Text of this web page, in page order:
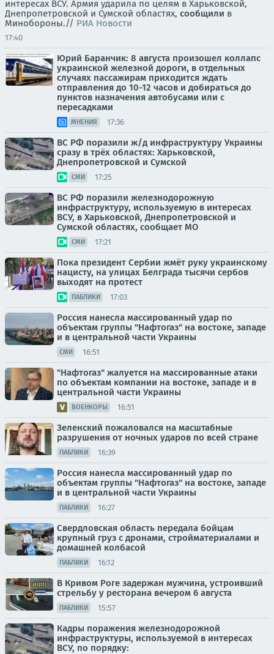
интересах ВСУ. Армия ударила по целям в Харьковской,
Днепропетровской и Сумской областях, сообщили в
Минобороны.// РИА Новости
17:40
Юрий Баранчик: 8 августа произошел коллапс
украинской железной дороги, в отдельных
случаях пассажирам приходится ждать
отправления до 10-12 часов и добираться до
пунктов назначения автобусами или с
пересадками
МНЕНИЯ 17:36
ВС РФ поразили ж/д инфраструктуру Украины
сразу в трёх областях: Харьковской,
Днепропетровской и Сумской
СМИ 17:25
ВС РФ поразили железнодорожную
инфраструктуру, используемую в интересах
ВСУ, в Харьковской, Днепропетровской и
Сумской областях, сообщает МО
СМИ 17:21
Пока президент Сербии жмёт руку украинскому
нацисту, на улицах Белграда тысячи сербов
выходят на протест
ПАБЛИКИ 17:03
Россия нанесла массированный удар по
объектам группы "Нафтогаз" на востоке, западе
и в центральной части Украины
СМИ 16:51
"Нафтогаз" жалуется на массированные атаки
по объектам компании на востоке, западе и в
центральной части Украины
ВОЕНКОРЫ 16:51
Зеленский пожаловался на масштабные
разрушения от ночных ударов по всей стране
ПАБЛИКИ 16:39
Россия нанесла массированный удар по
объектам группы "Нафтогаз" на востоке, западе
и в центральной части Украины
ПАБЛИКИ 16:27
Свердловская область передала бойцам
крупный груз с дронами, стройматериалами и
домашней колбасой
ПАБЛИКИ 16:12
В Кривом Роге задержан мужчина, устроивший
стрельбу у ресторана вечером 6 августа
ПАБЛИКИ 15:57
Кадры поражения железнодорожной
инфраструктуры, используемой в интересах
ВСУ, по порядку: